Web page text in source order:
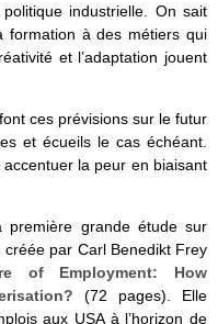
industrielle. On sait
formation à des métiers qui
et l’adaptation jouent
ces prévisions sur le futur
et écueils le cas échéant.
la peur en biaisant
première grande étude sur
créée par Carl Benedikt Frey
of Employment: How
(72 pages). Elle
aux USA à l’horizon de